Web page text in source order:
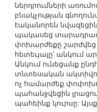
ներդրումների
բնակչության
էականորեն
պակասեց
փոխարժեքը շարժվեց
հետեւյալը՝ անկում
Անկում ունեցանք
տնտեսական
ոչ համարժեք
պահանջվեցին
պահեինք կուրսը: